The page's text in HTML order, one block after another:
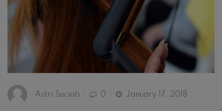
Astri Suciati 0 January 17, 2018